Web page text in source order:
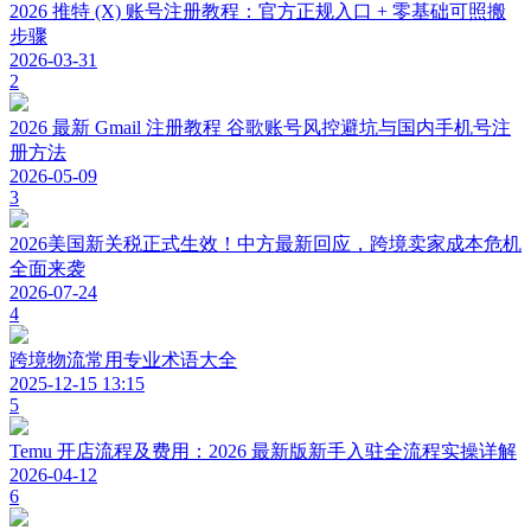
2026 推特 (X) 账号注册教程：官方正规入口 + 零基础可照搬
步骤
2026-03-31
2
2026 最新 Gmail 注册教程 谷歌账号风控避坑与国内手机号注
册方法
2026-05-09
3
2026美国新关税正式生效！中方最新回应，跨境卖家成本危机
全面来袭
2026-07-24
4
跨境物流常用专业术语大全
2025-12-15 13:15
5
Temu 开店流程及费用：2026 最新版新手入驻全流程实操详解
2026-04-12
6